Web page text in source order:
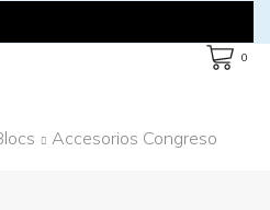
0
Accesorios Congreso